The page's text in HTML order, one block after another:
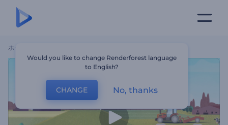
ホーム
Would you like to change Renderforest language
to English?
CHANGE No, thanks